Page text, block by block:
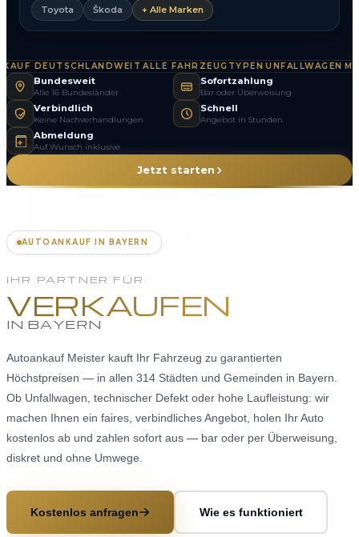
Toyota
Škoda + Alle Marken
DEUTSCHLANDWEIT ALLE FAHRZEUGTYPEN·UNFALLWAGEN·
Bundesweit
Alle 16 Bundesländer
Sofortzahlung
Bar oder Überweisung
Verbindlich
Keine Nachverhandlungen
Schnell
Angebot in Stunden
Abmeldung
Auf Wunsch inklusive
Jetzt starten
AUTOANKAUF IN BAYERN
IHR PARTNER FÜR
VERKAUFEN
IN BAYERN
Autoankauf Meister kauft Ihr Fahrzeug zu garantierten
Höchstpreisen — in allen 314 Städten und Gemeinden in Bayern.
Ob Unfallwagen, technischer Defekt oder hohe Laufleistung: wir
machen Ihnen ein faires, verbindliches Angebot, holen Ihr Auto
kostenlos ab und zahlen sofort aus — bar oder per Überweisung,
diskret und ohne Umwege.
Kostenlos anfragen Wie es funktioniert